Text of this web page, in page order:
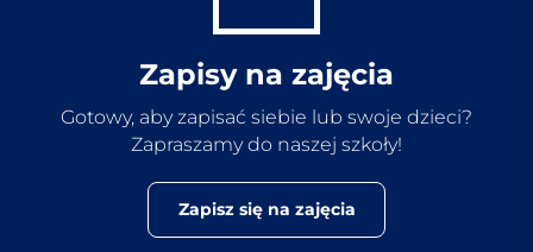
Zapisy na zajęcia
Gotowy, aby zapisać siebie lub swoje dzieci?
Zapraszamy do naszej szkoły!
Zapisz się na zajęcia